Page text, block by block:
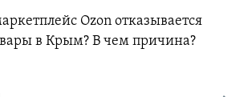
Ozon отказывается
в Крым? В чем причина?